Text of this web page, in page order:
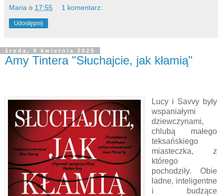
Maria o 17:55 1 komentarz:
Udostępnij
środa, 9 kwietnia 2025
Amy Tintera "Słuchajcie, jak kłamią"
Lucy i Savvy były
wspaniałymi
dziewczynami,
chlubą małego
teksańskiego
miasteczka, z
którego
pochodziły. Obie
ładne, inteligentne
i budzące